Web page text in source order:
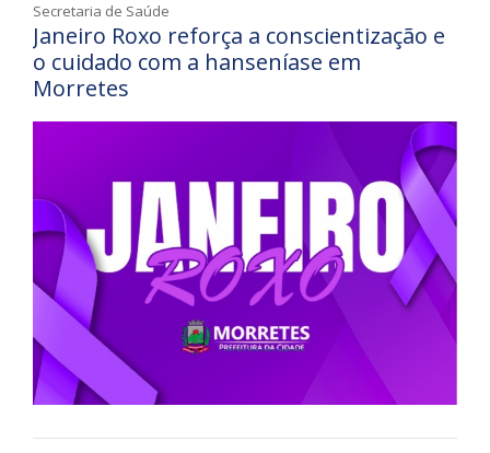
Secretaria de Saúde
Janeiro Roxo reforça a conscientização e
o cuidado com a hanseníase em
Morretes